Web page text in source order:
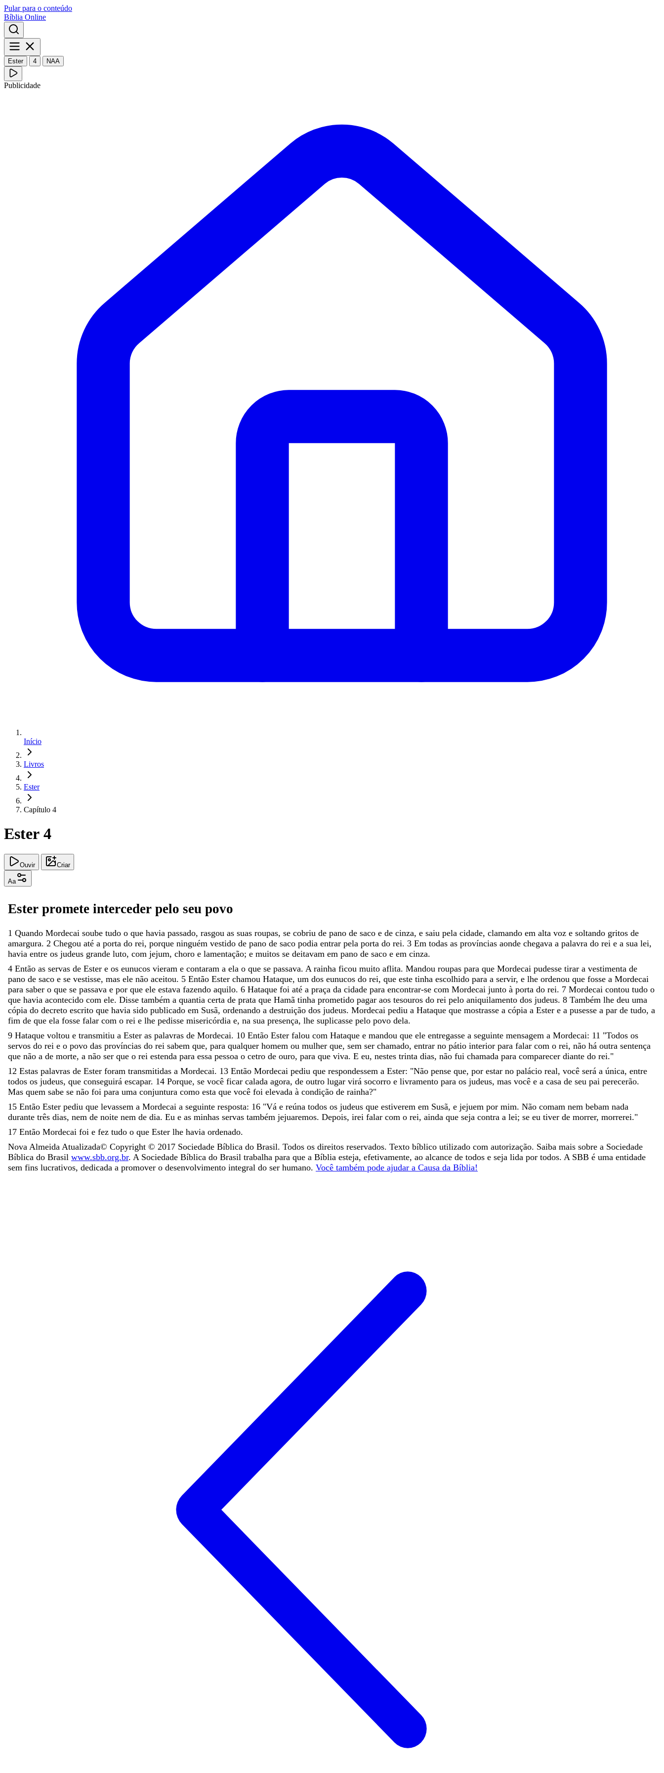
Pular para o conteúdo
Bíblia Online
Ester 4 NAA
Publicidade
Início
Livros
Ester
Capítulo 4
Ester 4
Ouvir Criar
Aa
Ester promete interceder pelo seu povo
1 Quando Mordecai soube tudo o que havia passado, rasgou as suas roupas, se cobriu de pano de saco e de cinza, e saiu pela cidade, clamando em alta voz e soltando gritos de
amargura. 2 Chegou até a porta do rei, porque ninguém vestido de pano de saco podia entrar pela porta do rei. 3 Em todas as províncias aonde chegava a palavra do rei e a sua lei,
havia entre os judeus grande luto, com jejum, choro e lamentação; e muitos se deitavam em pano de saco e em cinza.
4 Então as servas de Ester e os eunucos vieram e contaram a ela o que se passava. A rainha ficou muito aflita. Mandou roupas para que Mordecai pudesse tirar a vestimenta de
pano de saco e se vestisse, mas ele não aceitou. 5 Então Ester chamou Hataque, um dos eunucos do rei, que este tinha escolhido para a servir, e lhe ordenou que fosse a Mordecai
para saber o que se passava e por que ele estava fazendo aquilo. 6 Hataque foi até a praça da cidade para encontrar-se com Mordecai junto à porta do rei. 7 Mordecai contou tudo o
que havia acontecido com ele. Disse também a quantia certa de prata que Hamã tinha prometido pagar aos tesouros do rei pelo aniquilamento dos judeus. 8 Também lhe deu uma
cópia do decreto escrito que havia sido publicado em Susã, ordenando a destruição dos judeus. Mordecai pediu a Hataque que mostrasse a cópia a Ester e a pusesse a par de tudo, a
fim de que ela fosse falar com o rei e lhe pedisse misericórdia e, na sua presença, lhe suplicasse pelo povo dela.
9 Hataque voltou e transmitiu a Ester as palavras de Mordecai. 10 Então Ester falou com Hataque e mandou que ele entregasse a seguinte mensagem a Mordecai: 11 "Todos os
servos do rei e o povo das províncias do rei sabem que, para qualquer homem ou mulher que, sem ser chamado, entrar no pátio interior para falar com o rei, não há outra sentença
que não a de morte, a não ser que o rei estenda para essa pessoa o cetro de ouro, para que viva. E eu, nestes trinta dias, não fui chamada para comparecer diante do rei."
12 Estas palavras de Ester foram transmitidas a Mordecai. 13 Então Mordecai pediu que respondessem a Ester: "Não pense que, por estar no palácio real, você será a única, entre
todos os judeus, que conseguirá escapar. 14 Porque, se você ficar calada agora, de outro lugar virá socorro e livramento para os judeus, mas você e a casa de seu pai perecerão.
Mas quem sabe se não foi para uma conjuntura como esta que você foi elevada à condição de rainha?"
15 Então Ester pediu que levassem a Mordecai a seguinte resposta: 16 "Vá e reúna todos os judeus que estiverem em Susã, e jejuem por mim. Não comam nem bebam nada
durante três dias, nem de noite nem de dia. Eu e as minhas servas também jejuaremos. Depois, irei falar com o rei, ainda que seja contra a lei; se eu tiver de morrer, morrerei."
17 Então Mordecai foi e fez tudo o que Ester lhe havia ordenado.
Nova Almeida Atualizada© Copyright © 2017 Sociedade Bíblica do Brasil. Todos os direitos reservados. Texto bíblico utilizado com autorização. Saiba mais sobre a Sociedade
Bíblica do Brasil www.sbb.org.br. A Sociedade Bíblica do Brasil trabalha para que a Bíblia esteja, efetivamente, ao alcance de todos e seja lida por todos. A SBB é uma entidade
sem fins lucrativos, dedicada a promover o desenvolvimento integral do ser humano. Você também pode ajudar a Causa da Bíblia!